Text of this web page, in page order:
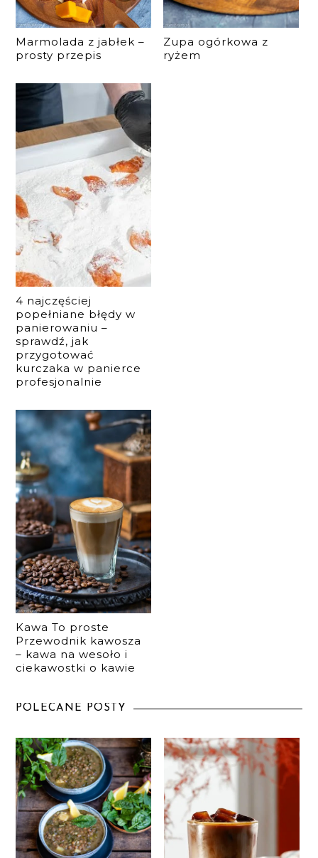
Marmolada z jabłek –
prosty przepis
Zupa ogórkowa z
ryżem
4 najczęściej
popełniane błędy w
panierowaniu –
sprawdź, jak
przygotować
kurczaka w panierce
profesjonalnie
Kawa To proste
Przewodnik kawosza
– kawa na wesoło i
ciekawostki o kawie
POLECANE POSTY